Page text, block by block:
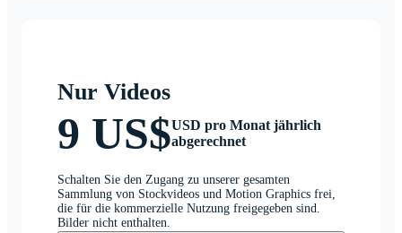
Nur Videos
9 US$USD pro Monat jährlich
abgerechnet
Schalten Sie den Zugang zu unserer gesamten
Sammlung von Stockvideos und Motion Graphics frei,
die für die kommerzielle Nutzung freigegeben sind.
Bilder nicht enthalten.